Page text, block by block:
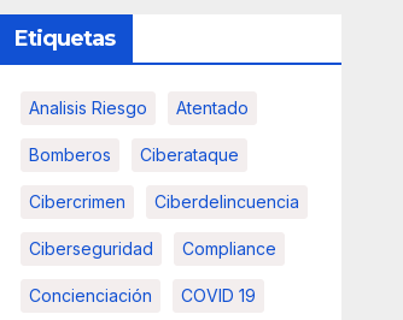
Etiquetas
Analisis Riesgo Atentado
Bomberos Ciberataque
Cibercrimen Ciberdelincuencia
Ciberseguridad Compliance
Concienciación COVID 19